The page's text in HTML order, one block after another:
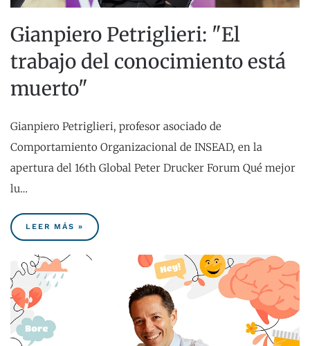
Gianpiero Petriglieri: "El
trabajo del conocimiento está
muerto"
Gianpiero Petriglieri, profesor asociado de
Comportamiento Organizacional de INSEAD, en la
apertura del 16th Global Peter Drucker Forum Qué mejor
lu…
LEER MÁS »